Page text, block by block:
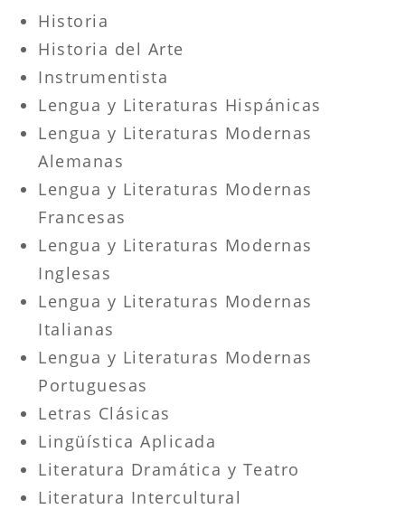
Historia
Historia del Arte
Instrumentista
Lengua y Literaturas Hispánicas
Lengua y Literaturas Modernas
Alemanas
Lengua y Literaturas Modernas
Francesas
Lengua y Literaturas Modernas
Inglesas
Lengua y Literaturas Modernas
Italianas
Lengua y Literaturas Modernas
Portuguesas
Letras Clásicas
Lingüística Aplicada
Literatura Dramática y Teatro
Literatura Intercultural